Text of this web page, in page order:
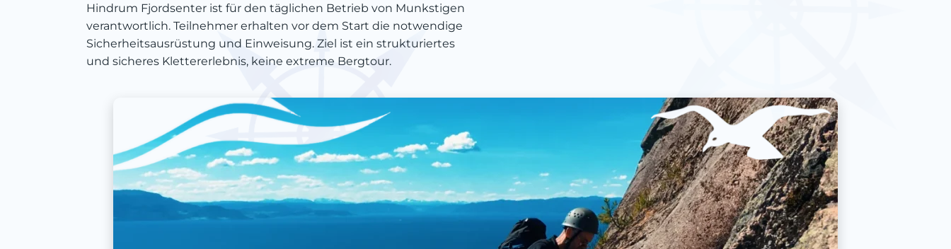
Hindrum Fjordsenter ist für den täglichen Betrieb von Munkstigen
verantwortlich. Teilnehmer erhalten vor dem Start die notwendige
Sicherheitsausrüstung und Einweisung. Ziel ist ein strukturiertes
und sicheres Klettererlebnis, keine extreme Bergtour.